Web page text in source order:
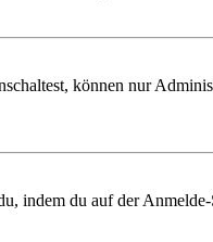
können nur
indem du auf der